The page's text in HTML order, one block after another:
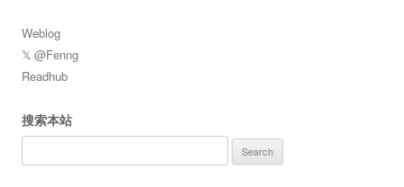
Weblog
𝕏 @Fenng
Readhub
搜索本站
for: